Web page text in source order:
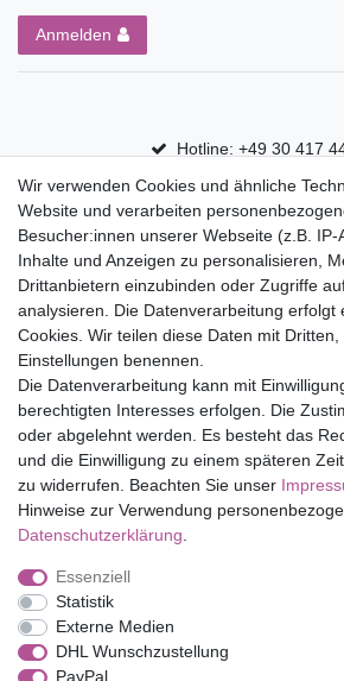
Anmelden
Hotline: +49 30 417
30 Tage
Versandfrei ab 75 € in
Top Marken
Eduplay
Folia Bringmann
Shop
Mein Konto
Service
Versandkosten
Impressum
Barrierefreiheitserklärung
Wir verwenden Cookies und ähnliche
Website und verarbeiten
Besucher:innen unserer Webseite (z.B. IP-
Inhalte und Anzeigen zu personalisieren,
Drittanbietern einzubinden oder Zugriffe
analysieren. Die Datenverarbeitung erfolgt
Cookies. Wir teilen diese Daten mit Dritten,
Einstellungen benennen.
Die Datenverarbeitung kann mit
berechtigten Interesses erfolgen. Die
oder abgelehnt werden. Es besteht das
und die Einwilligung zu einem späteren
zu widerrufen. Beachten Sie unser
Hinweise zur Verwendung
Daten­schutz­erklärung
Essenziell
Statistik
Externe Medien
DHL Wunschzustellung
PayPal